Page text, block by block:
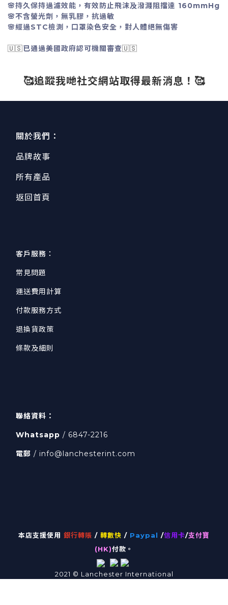
🌸持久保持過濾效能，有效防止飛沫及潑濺阻擋達 160mmHg
🌸不含螢光劑，無乳膠，抗過敏
🌸經過STC檢測，口罩染色安全，對人體絕無傷害
🇺🇸已通過美國政府認可機關審查🇺🇸
🥰追蹤我哋社交網站取得最新消息！🥰
關於我們：
品牌故事
所有產品
返回首頁
客戶服務：
常見問題
運送費用計算
付款服務方式
退換貨政策
條款及細則
聯絡資料：
Whatsapp / 6847-2216
電郵 / info@lanchesterint.com
本店支援使用 銀行轉賬 / 轉數快 / Paypal /信用卡/支付寶
(HK)付款。
2021 © Lanchester International